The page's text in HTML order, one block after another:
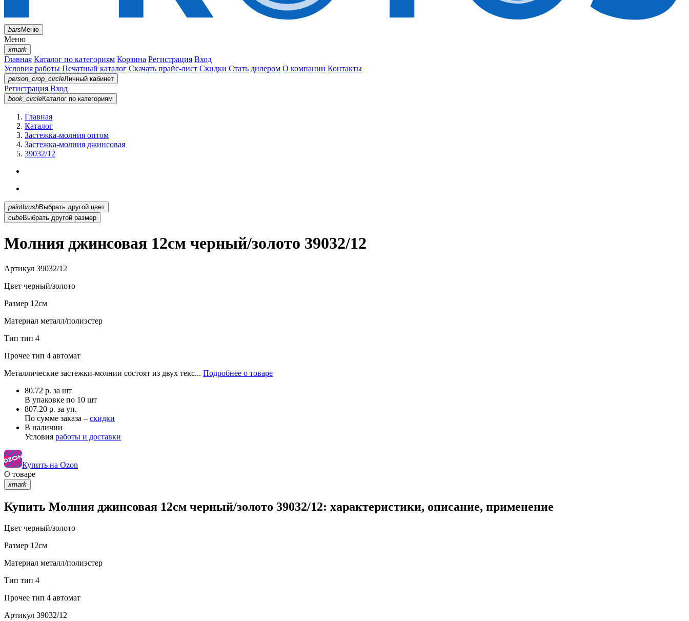
barsМеню
Меню
xmark
Главная Каталог по категориям Корзина Регистрация Вход
Условия работы Печатный каталог Скачать прайс-лист Скидки Стать дилером О компании Контакты
person_crop_circleЛичный кабинет
Регистрация Вход
book_circleКаталог по категориям
Главная
Каталог
Застежка-молния оптом
Застежка-молния джинсовая
39032/12
paintbrush
Выбрать другой цвет
cubeВыбрать другой размер
Молния джинсовая 12см черный/золото 39032/12
Артикул 39032/12
Цвет черный/золото
Размер 12см
Материал металл/полиэстер
Тип тип 4
Прочее тип 4 автомат
Металлические застежки-молнии состоят из двух текс... Подробнее о товаре
80.72 р. за шт
В упаковке по 10 шт
807.20 р. за уп.
По сумме заказа – скидки
В наличии
Условия работы и доставки
Купить на Ozon
О товаре
xmark
Купить Молния джинсовая 12см черный/золото 39032/12: характеристики, описание, применение
Цвет черный/золото
Размер 12см
Материал металл/полиэстер
Тип тип 4
Прочее тип 4 автомат
Артикул 39032/12